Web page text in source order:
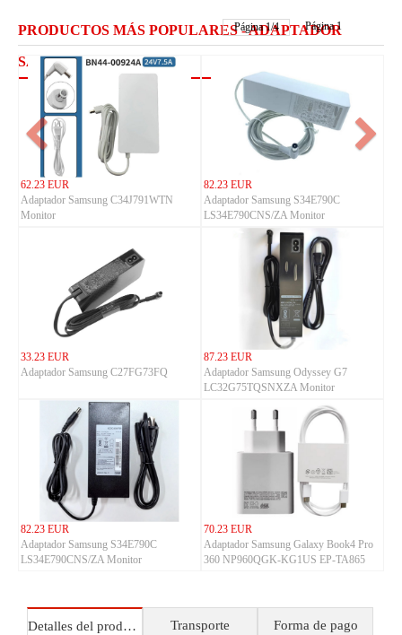
PRODUCTOS MÁS POPULARES - ADAPTADOR
SAMSUNG
Página1/4 Página 1
62.23 EUR
Adaptador Samsung C34J791WTN
Monitor
82.23 EUR
Adaptador Samsung S34E790C
LS34E790CNS/ZA Monitor
33.23 EUR
Adaptador Samsung C27FG73FQ
87.23 EUR
Adaptador Samsung Odyssey G7
LC32G75TQSNXZA Monitor
82.23 EUR
Adaptador Samsung S34E790C
LS34E790CNS/ZA Monitor
70.23 EUR
Adaptador Samsung Galaxy Book4 Pro
360 NP960QGK-KG1US EP-TA865
Detalles del producto Transporte Forma de pago